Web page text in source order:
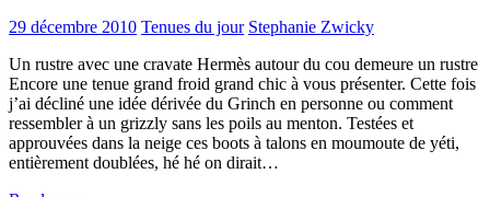
29 décembre 2010 Tenues du jour Stephanie Zwicky
Un rustre avec une cravate Hermès autour du cou demeure un rustre
Encore une tenue grand froid grand chic à vous présenter. Cette fois
j’ai décliné une idée dérivée du Grinch en personne ou comment
ressembler à un grizzly sans les poils au menton. Testées et
approuvées dans la neige ces boots à talons en moumoute de yéti,
entièrement doublées, hé hé on dirait…